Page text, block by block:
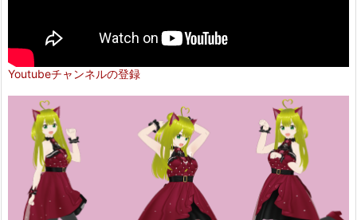
Youtubeチャンネルの登録